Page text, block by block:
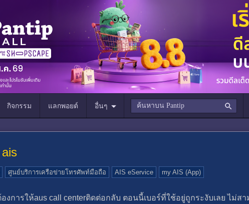
กิจกรรม แลกพอยต์ อื่นๆ
ศูนย์บริการเครือข่ายโทรศัพท์มือถือ AIS eService my AIS (App)
งการให้aus call centerติดต่อกลับ ตอนนี้เบอร์ที่ใช้อยู่ถูกระงับเลย ไม่ส